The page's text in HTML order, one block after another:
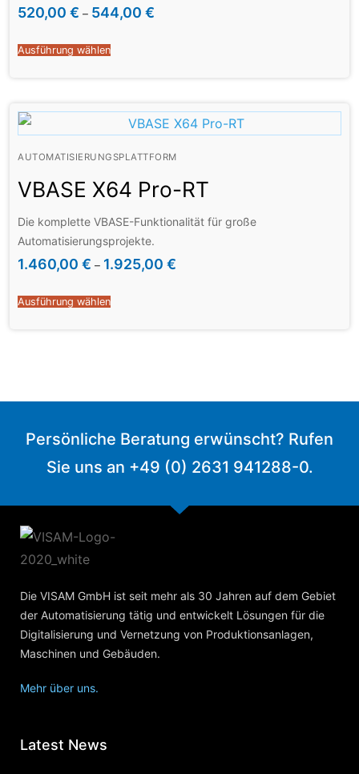
Einzellizenz für ein Laufzeitsystem inkl. Editor
520,00 € – 544,00 €
Ausführung wählen
AUTOMATISIERUNGSPLATTFORM
VBASE X64 Pro-RT
Die komplette VBASE-Funktionalität für große
Automatisierungsprojekte.
1.460,00 € – 1.925,00 €
Ausführung wählen
Persönliche Beratung erwünscht? Rufen
Sie uns an +49 (0) 2631 941288-0.
Die VISAM GmbH ist seit mehr als 30 Jahren auf dem Gebiet
der Automatisierung tätig und entwickelt Lösungen für die
Digitalisierung und Vernetzung von Produktionsanlagen,
Maschinen und Gebäuden.
Mehr über uns.
Latest News